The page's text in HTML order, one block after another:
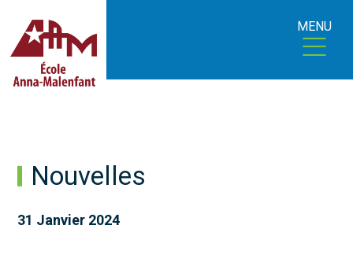
MENU
Nouvelles
31 Janvier 2024